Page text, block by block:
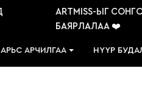
ARTMISS-ЫГ
БАЯРЛАЛАА ❤️
АРЬС АРЧИЛГАА НҮҮР